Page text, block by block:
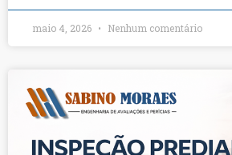
maio 4, 2026 Nenhum comentário